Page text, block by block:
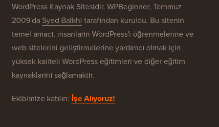
WordPress Kaynak Sitesidir. WPBeginner, Temmuz
2009'da Syed Balkhi tarafından kuruldu. Bu sitenin
temel amacı, insanların WordPress'i öğrenmelerine ve
web sitelerini geliştirmelerine yardımcı olmak için
yüksek kaliteli WordPress eğitimleri ve diğer eğitim
kaynaklarını sağlamaktır.
Ekibimize katılın: İşe Alıyoruz!